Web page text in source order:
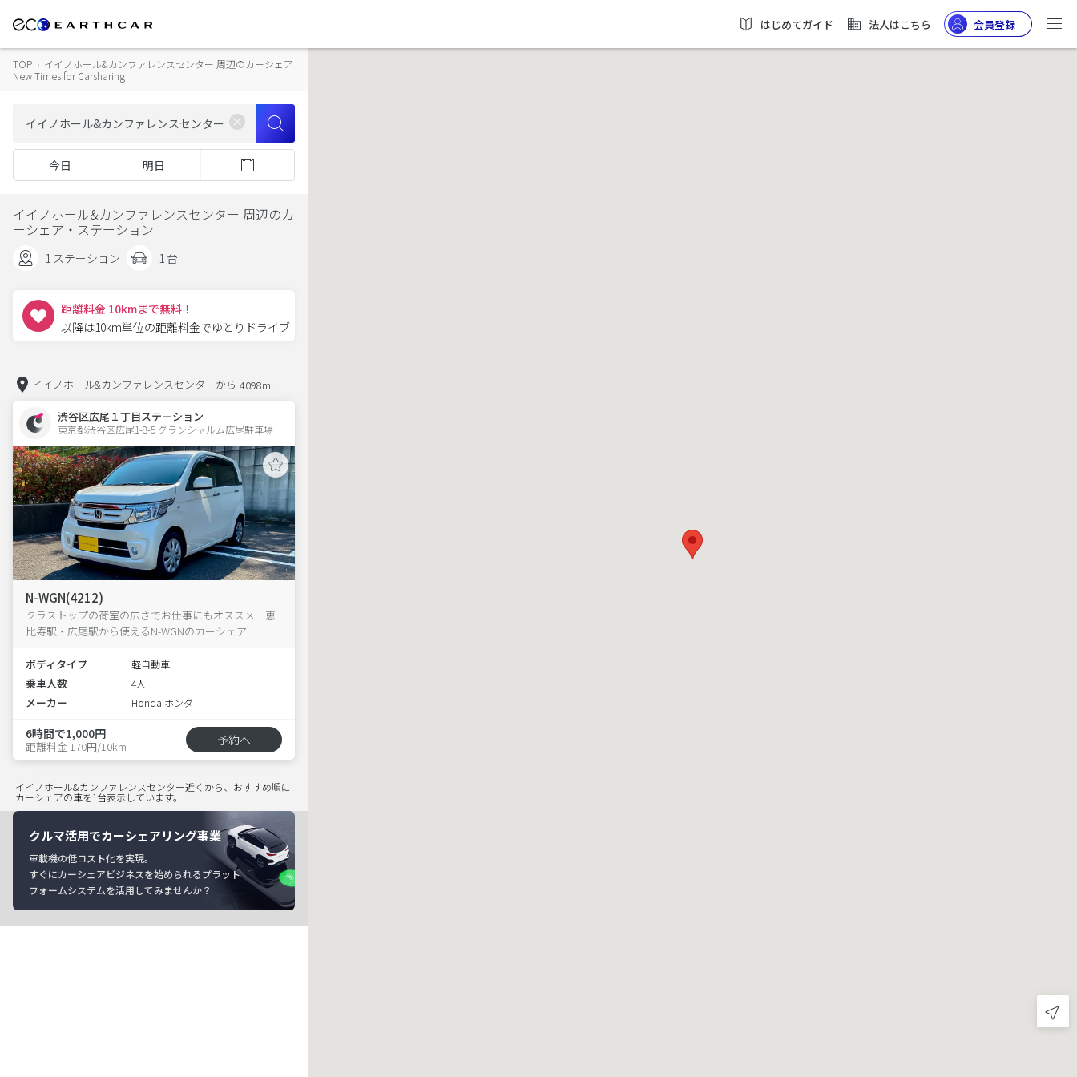
はじめてガイド 法人はこちら 会員登録
TOP › イイノホール&カンファレンスセンター 周辺のカーシェア
New Times for Carsharing
今日 明日
イイノホール&カンファレンスセンター 周辺のカ
ーシェア・ステーション
1 ステーション 1 台
距離料金 10kmまで無料！
以降は10km単位の距離料金でゆとりドライブ
イイノホール&カンファレンスセンターから 4098m
渋谷区広尾１丁目ステーション
東京都渋谷区広尾1-8-5 グランシャルム広尾駐車場
N-WGN(4212)
クラストップの荷室の広さでお仕事にもオススメ！恵
比寿駅・広尾駅から使えるN-WGNのカーシェア
ボディタイプ 軽自動車
乗車人数 4人
メーカー Honda ホンダ
6時間で1,000円
距離料金 170円/10km 予約へ
イイノホール&カンファレンスセンター近くから、おすすめ順に
カーシェアの車を1台表示しています。
クルマ活用でカーシェアリング事業
車載機の低コスト化を実現。
すぐにカーシェアビジネスを始められるプラット
フォームシステムを活用してみませんか？